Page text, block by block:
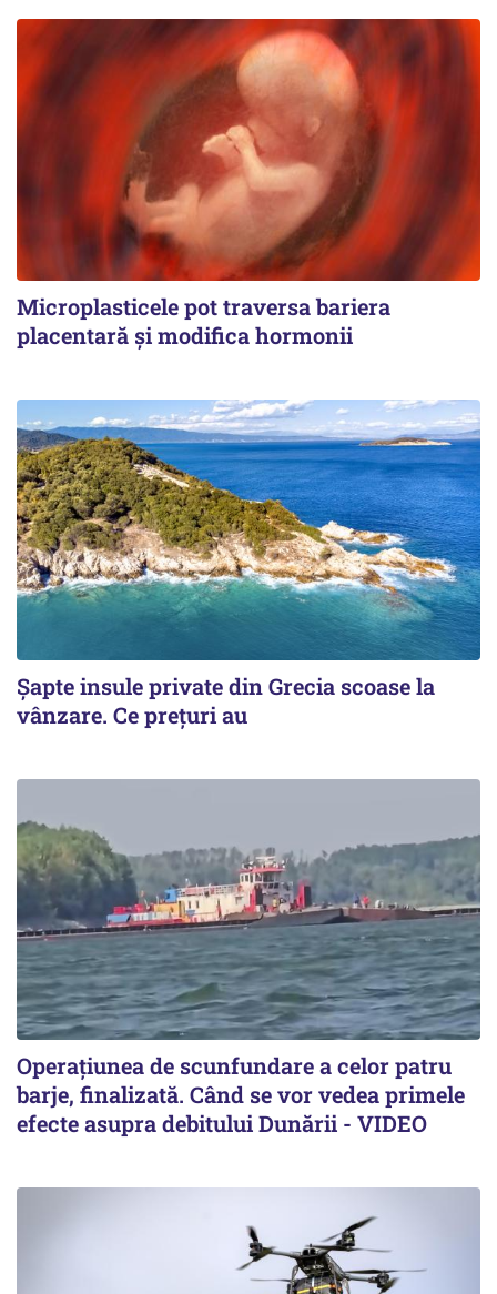
Microplasticele pot traversa bariera
placentară și modifica hormonii
Șapte insule private din Grecia scoase la
vânzare. Ce prețuri au
Operațiunea de scunfundare a celor patru
barje, finalizată. Când se vor vedea primele
efecte asupra debitului Dunării - VIDEO